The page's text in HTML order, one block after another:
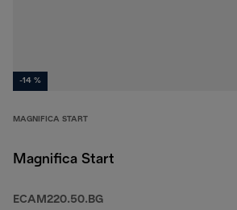
-14 %
MAGNIFICA START
Magnifica Start
ECAM220.50.BG